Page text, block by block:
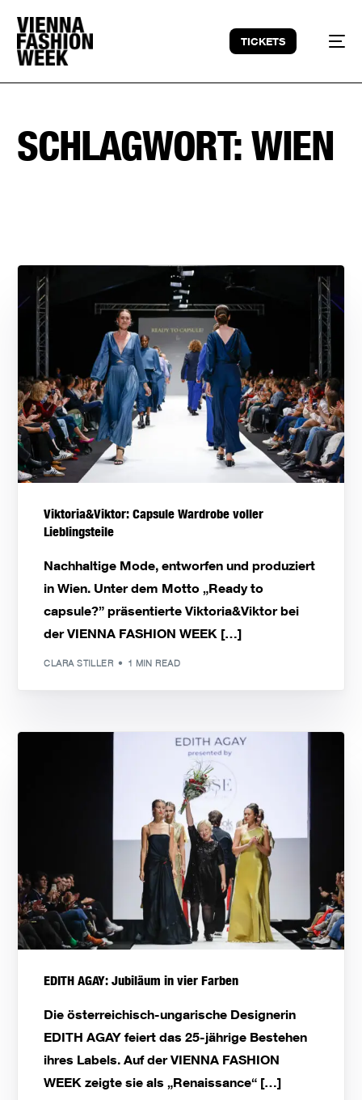
TICKETS
SCHLAGWORT:WIEN
Viktoria&Viktor: Capsule Wardrobe voller
Lieblingsteile
Nachhaltige Mode, entworfen und produziert
in Wien. Unter dem Motto „Ready to
capsule?” präsentierte Viktoria&Viktor bei
der VIENNA FASHION WEEK […]
CLARA STILLER 1 MIN READ
EDITH AGAY: Jubiläum in vier Farben
Die österreichisch-ungarische Designerin
EDITH AGAY feiert das 25-jährige Bestehen
ihres Labels. Auf der VIENNA FASHION
WEEK zeigte sie als „Renaissance“ […]